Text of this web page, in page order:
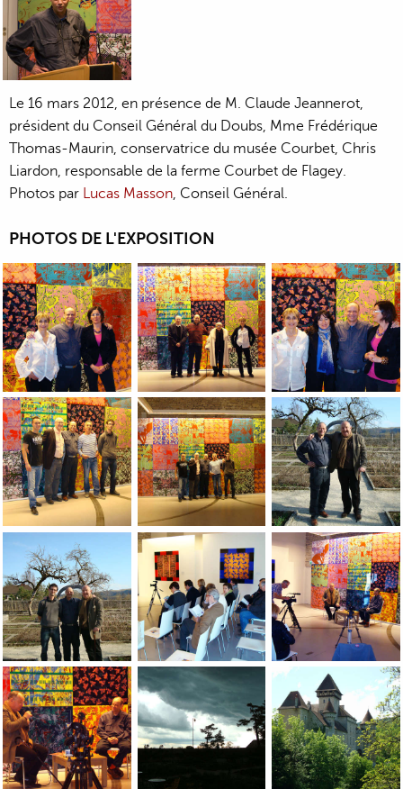
Le 16 mars 2012, en présence de M. Claude Jeannerot,
président du Conseil Général du Doubs, Mme Frédérique
Thomas-Maurin, conservatrice du musée Courbet, Chris
Liardon, responsable de la ferme Courbet de Flagey.
Photos par Lucas Masson, Conseil Général.
PHOTOS DE L'EXPOSITION